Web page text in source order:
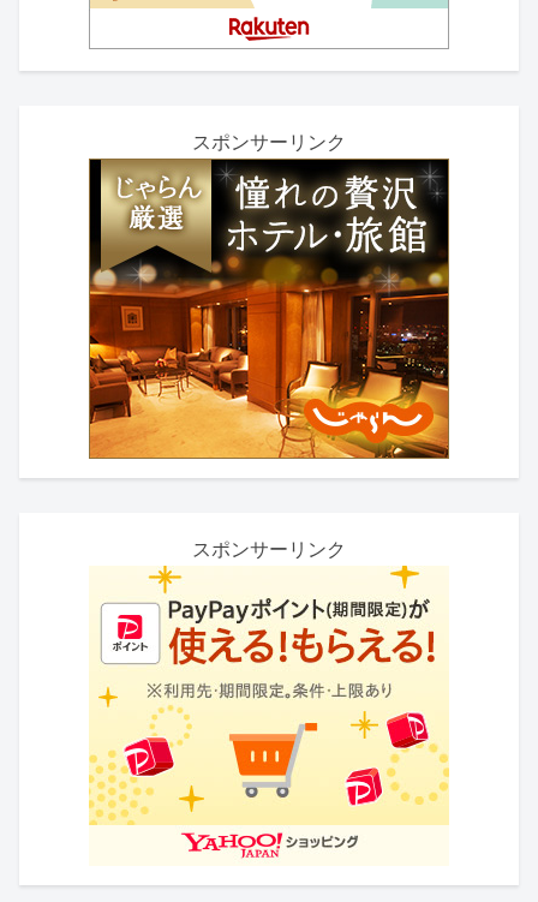
スポンサーリンク
スポンサーリンク